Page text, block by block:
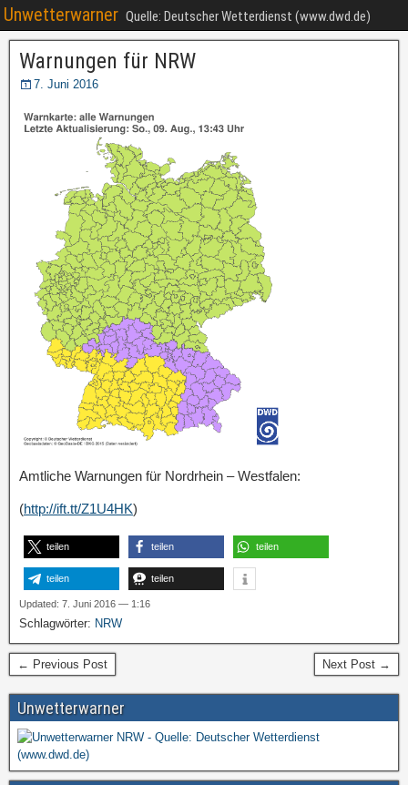
Unwetterwarner Quelle: Deutscher Wetterdienst (www.dwd.de)
Warnungen für NRW
7. Juni 2016
Amtliche Warnungen für Nordrhein – Westfalen:
(http://ift.tt/Z1U4HK)
teilen teilen teilen
teilen teilen
Updated: 7. Juni 2016 — 1:16
Schlagwörter: NRW
← Previous Post Next Post →
Unwetterwarner